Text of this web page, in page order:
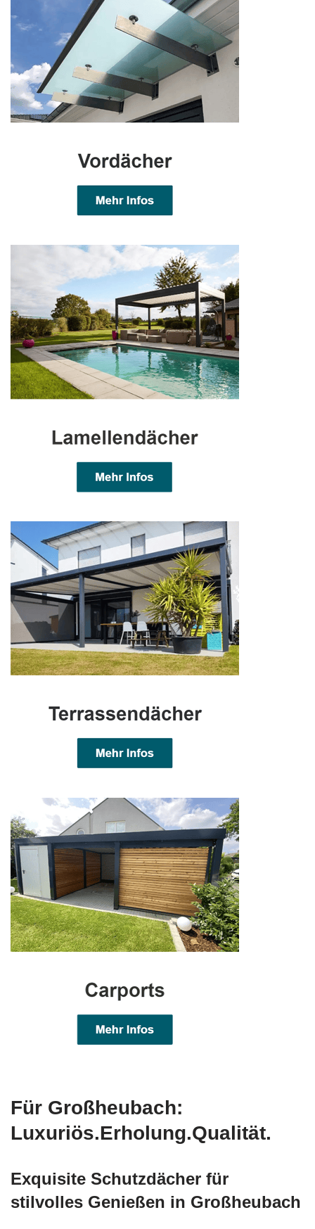
Für Großheubach:
Luxuriös.Erholung.Qualität.
Exquisite Schutzdächer für
stilvolles Genießen in Großheubach